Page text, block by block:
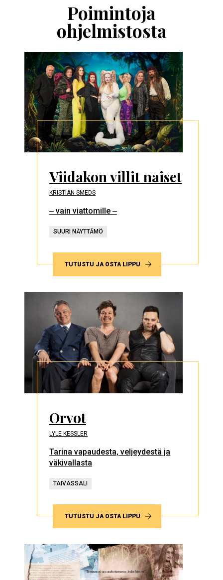
Poimintoja
ohjelmistosta
Viidakon villit naiset
KRISTIAN SMEDS
‒ vain viattomille ‒
SUURI NÄYTTÄMÖ
TUTUSTU JA OSTA LIPPU
Orvot
LYLE KESSLER
Tarina vapaudesta, veljeydestä ja
väkivallasta
TAIVASSALI
TUTUSTU JA OSTA LIPPU